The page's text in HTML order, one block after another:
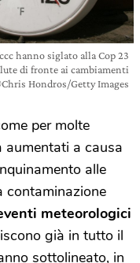
hanno siglato alla Cop 23
di fronte ai cambiamenti
Hondros/Getty Images
per molte
aumentati a causa
alle
contaminazione
meteorologici
già in tutto il
sottolineato, in